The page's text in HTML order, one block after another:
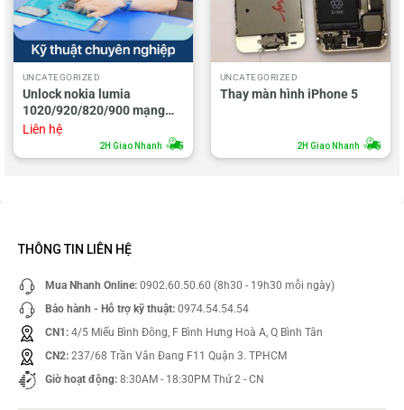
UNCATEGORIZED
Unlock nokia lumia
1020/920/820/900 mạng
AT&T
Liên hệ
2H Giao Nhanh
UNCATEGORIZED
Thay màn hình iPhone 5
2H Giao Nhanh
THÔNG TIN LIÊN HỆ
Mua Nhanh Online: 0902.60.50.60 (8h30 - 19h30 mỗi ngày)
Bảo hành - Hỗ trợ kỹ thuật: 0974.54.54.54
CN1: 4/5 Miếu Bình Đông, F Bình Hưng Hoà A, Q Bình Tân
CN2: 237/68 Trần Văn Đang F11 Quận 3. TPHCM
Giờ hoạt động: 8:30AM - 18:30PM Thứ 2 - CN